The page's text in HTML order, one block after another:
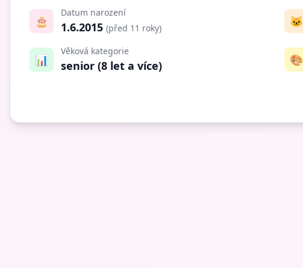
🎂
Datum narození
1.6.2015 (před 11 roky)
📊
Věková kategorie
senior (8 let a více)
🐱
🎨